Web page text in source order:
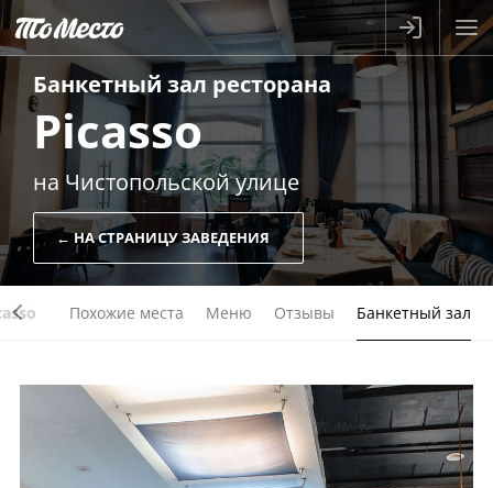
Банкетный зал ресторана
Picasso
на Чистопольской улице
← НА СТРАНИЦУ ЗАВЕДЕНИЯ
Похожие места Меню Отзывы Банкетный зал